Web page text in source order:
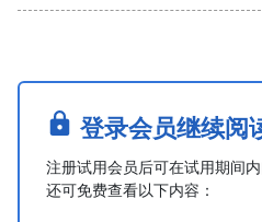
登录会员继续阅
注册试用会员后可在试用期间内
还可免费查看以下内容：